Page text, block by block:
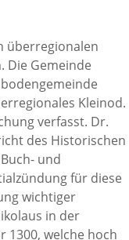
überregionalen
Die Gemeinde
Kleinod.
verfasst. Dr.
des Historischen
und
für diese
wichtiger
in der
1300, welche hoch